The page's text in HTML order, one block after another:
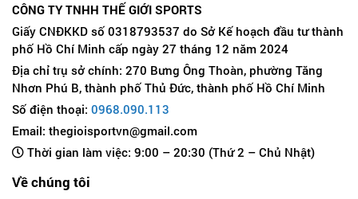
CÔNG TY TNHH THẾ GIỚI SPORTS
Giấy CNĐKKD số 0318793537 do Sở Kế hoạch đầu tư thành
phố Hồ Chí Minh cấp ngày 27 tháng 12 năm 2024
Địa chỉ trụ sở chính: 270 Bưng Ông Thoàn, phường Tăng
Nhơn Phú B, thành phố Thủ Đức, thành phố Hồ Chí Minh
Số điện thoại: 0968.090.113
Email: thegioisportvn@gmail.com
Thời gian làm việc: 9:00 – 20:30 (Thứ 2 – Chủ Nhật)
Về chúng tôi